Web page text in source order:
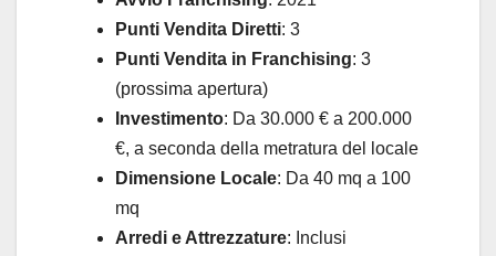
Punti Vendita Diretti: 3
Punti Vendita in Franchising: 3
(prossima apertura)
Investimento: Da 30.000 € a 200.000
€, a seconda della metratura del locale
Dimensione Locale: Da 40 mq a 100
mq
Arredi e Attrezzature: Inclusi